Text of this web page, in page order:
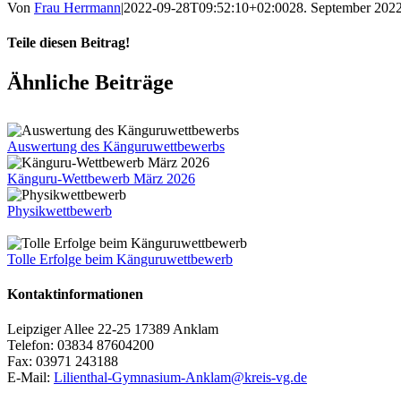
Von Frau Herrmann|2022-09-28T09:52:10+02:0028. September 2022
Teile diesen Beitrag!
Facebook
X
Tumblr
Pinterest
E-
Mail
Ähnliche Beiträge
Auswertung des Känguruwettbewerbs
Känguru-Wettbewerb März 2026
Physikwettbewerb
Tolle Erfolge beim Känguruwettbewerb
Kontaktinformationen
Leipziger Allee 22-25 17389 Anklam
Telefon: 03834 87604200
Fax: 03971 243188
E-Mail: Lilienthal-Gymnasium-Anklam@kreis-vg.de